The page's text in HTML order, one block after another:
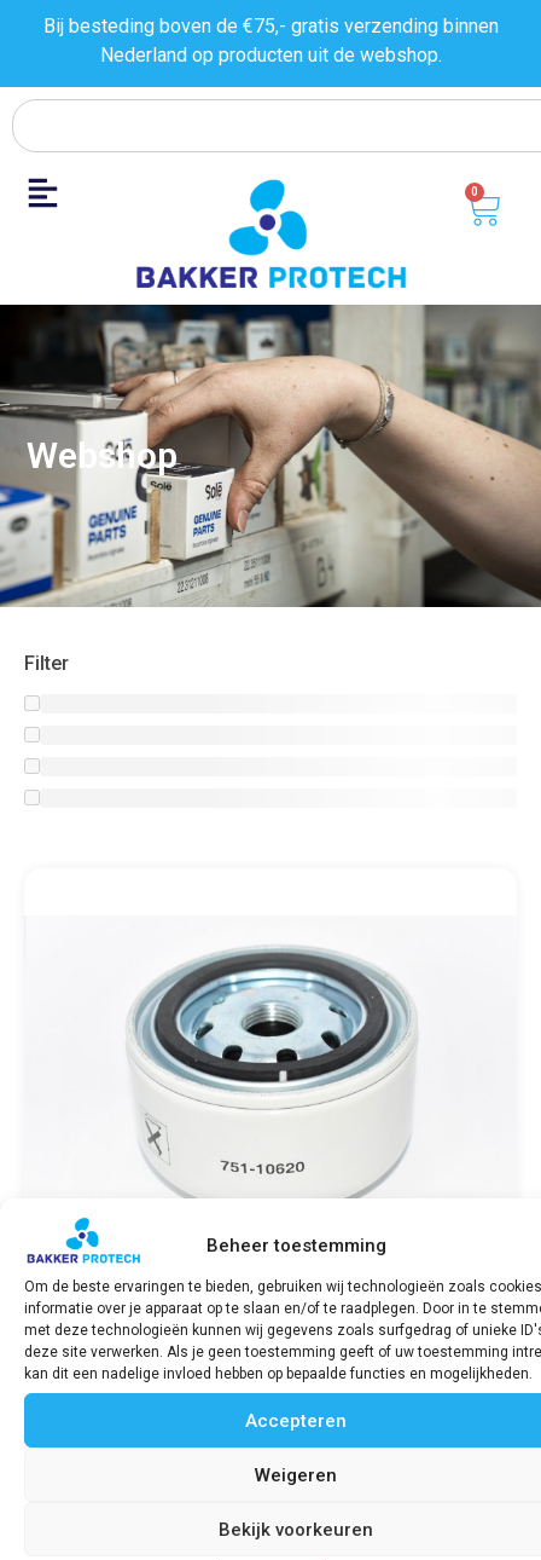
Beheer toestemming
Om de beste ervaringen te bieden, gebruiken wij technologieën zoals
informatie over je apparaat op te slaan en/of te raadplegen. Door in te
met deze technologieën kunnen wij gegevens zoals surfgedrag of unieke
deze site verwerken. Als je geen toestemming geeft of uw toestemming
kan dit een nadelige invloed hebben op bepaalde functies en mogelijkheden.
Accepteren
Weigeren
Bekijk voorkeuren
Bij besteding boven de €75,- gratis verzending binnen
Nederland op producten uit de webshop.
0
Webshop
Filter
Oliefilter SABB L3 & L4 Y751-10620
€ 31,75 incl. BTW